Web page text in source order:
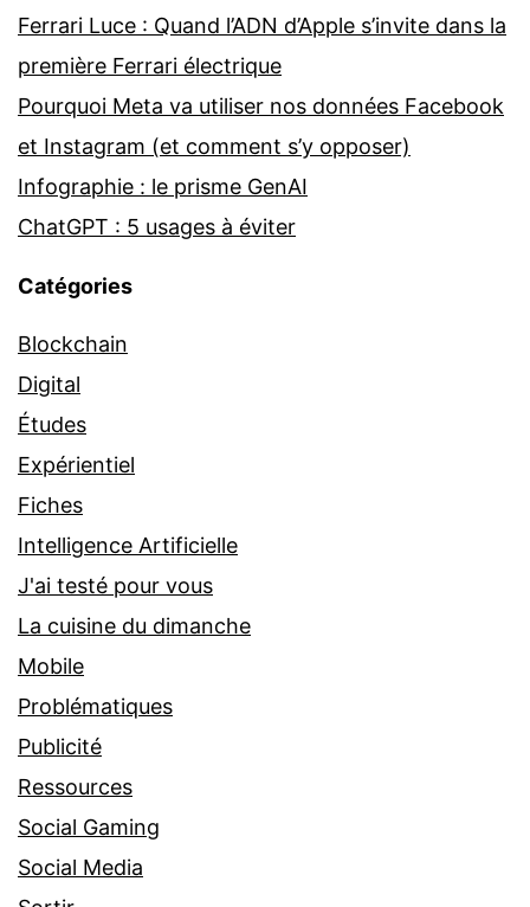
Ferrari Luce : Quand l’ADN d’Apple s’invite dans la
première Ferrari électrique
Pourquoi Meta va utiliser nos données Facebook
et Instagram (et comment s’y opposer)
Infographie : le prisme GenAI
ChatGPT : 5 usages à éviter
Catégories
Blockchain
Digital
Études
Expérientiel
Fiches
Intelligence Artificielle
J'ai testé pour vous
La cuisine du dimanche
Mobile
Problématiques
Publicité
Ressources
Social Gaming
Social Media